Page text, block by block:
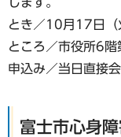
します。
とき／10月17日
ところ／市役所6
申込み／当日直接
富士市心身